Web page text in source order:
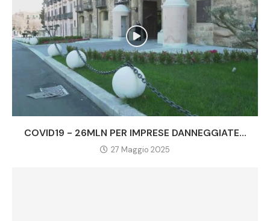
COVID19 - 26MLN PER IMPRESE DANNEGGIATE...
27 Maggio 2025